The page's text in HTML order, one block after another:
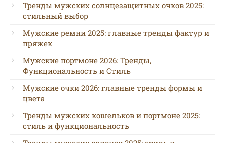
Тренды мужских солнцезащитных очков 2025:
стильный выбор
Мужские ремни 2025: главные тренды фактур и
пряжек
Мужские портмоне 2026: Тренды,
Функциональность и Стиль
Мужские очки 2026: главные тренды формы и
цвета
Тренды мужских кошельков и портмоне 2025:
стиль и функциональность